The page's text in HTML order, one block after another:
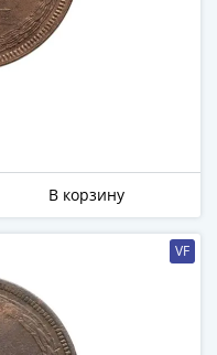
В корзину
VF